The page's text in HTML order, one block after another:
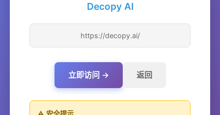
Decopy AI
https://decopy.ai/
立即访问 → 返回